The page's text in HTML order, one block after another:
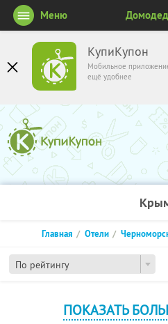
КупиКупон
Мобильное
ещё удобнее
Меню
По рейтингу
Главная Отели
ПОКАЗАТЬ